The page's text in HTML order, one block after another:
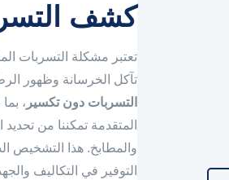
كشف
تعتبر مشكلة التسربات
تآكل الخرسانة وظهور
التسربات دون تكسير ،
المتقدمة تمكننا من
والمطابخ. هذا التشخيص
التوفير في التكاليف